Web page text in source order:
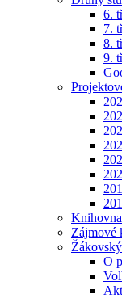
6.
7.
8.
9.
Knihovna
Zájmové
O